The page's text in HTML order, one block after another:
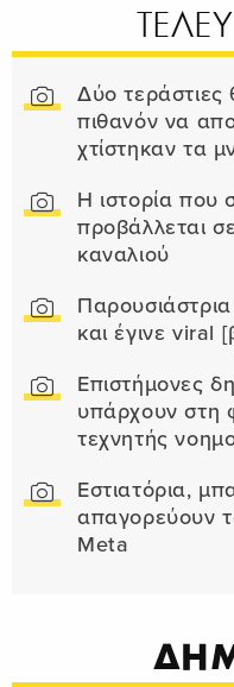
Δύο τεράστιες
πιθανόν να
χτίστηκαν τα
Η ιστορία που
προβάλλεται
καναλιού
και έγινε viral
Επιστήμονες
υπάρχουν στη
τεχνητής
Εστιατόρια,
απαγορεύουν
Meta